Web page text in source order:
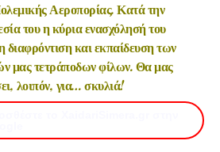
Αεροπορίας. Κατά την
του η κύρια ενασχόλησή του
διαφρόντιση και εκπαίδευση των
μας τετράποδων φίλων. Θα μας
λοιπόν, για… σκυλιά!